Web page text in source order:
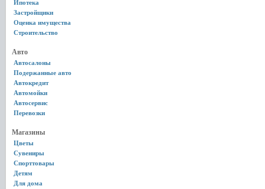
Ипотека
Застройщики
Оценка имущества
Строительство
Авто
Автосалоны
Подержанные авто
Автокредит
Автомойки
Автосервис
Перевозки
Магазины
Цветы
Сувениры
Спорттовары
Детям
Для дома